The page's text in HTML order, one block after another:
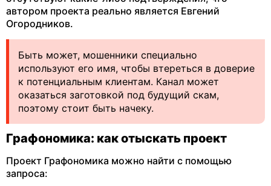
автором проекта реально является Евгений
Огородников.
Быть может, мошенники специально
используют его имя, чтобы втереться в доверие
к потенциальным клиентам. Канал может
оказаться заготовкой под будущий скам,
поэтому стоит быть начеку.
Графономика: как отыскать проект
Проект Графономика можно найти с помощью
запроса: